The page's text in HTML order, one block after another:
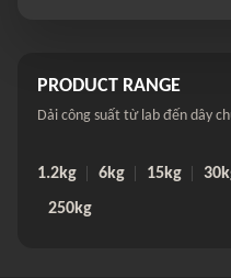
PRODUCT RANGE
Dải công suất từ lab đến dây
1.2kg 6kg 15kg
250kg